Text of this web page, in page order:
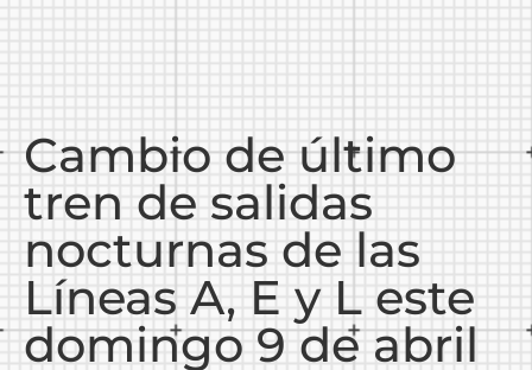
Cambio de último
tren de salidas
nocturnas de las
Líneas A, E y L este
domingo 9 de abril